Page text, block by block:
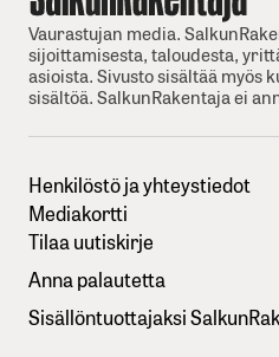
Vaurastujan media.
sijoittamisesta, taloudesta,
asioista. Sivusto sisältää myös
sisältöä. SalkunRakentaja ei
Henkilöstö ja yhteystiedot
Mediakortti
Tilaa uutiskirje
Anna palautetta
Sisällöntuottajaksi